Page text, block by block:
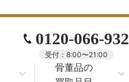
骨董品の
0120-066-932
受付：8:00〜21:00